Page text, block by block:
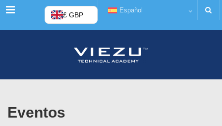
Menú £ GBP
Español
Eventos